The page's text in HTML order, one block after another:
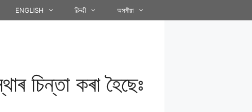
ENGLISH हिन्दी অসমীয়া
চিন্তা কৰা হৈছেঃ